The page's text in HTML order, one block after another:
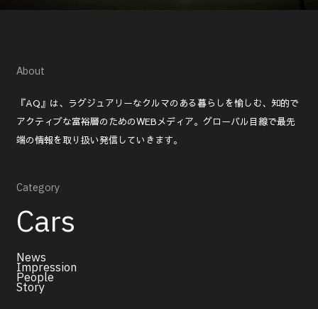
About
『AQ』は、ラグジュアリーなクルマのある暮らしを愉しむ、知的で
アクティブな富裕層のためのWEBメディア。グローバル目線で最先
端の情報を取り扱い発信していきます。
Category
Cars
News
Impression
People
Story